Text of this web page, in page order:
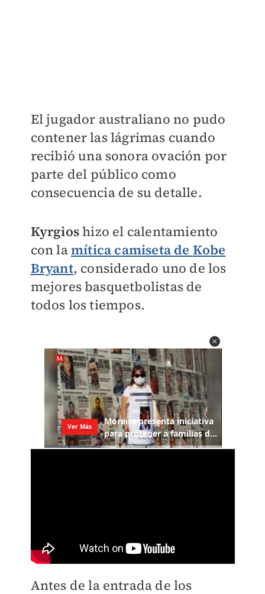
El jugador australiano no pudo
contener las lágrimas cuando
recibió una sonora ovación por
parte del público como
consecuencia de su detalle.
Kyrgioshizo el calentamiento
con lamítica camiseta de Kobe
Bryant, considerado uno de los
mejores basquetbolistas de
todos los tiempos.
Antes de la entrada de los